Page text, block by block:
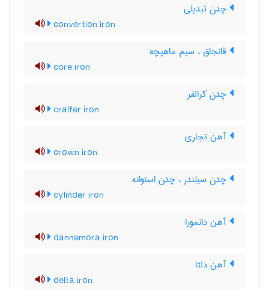
چدن تبدیلی
convertion iron
قانجاق ، سیم ماهیچه
core iron
چدن کرالفر
cralfer iron
آهن تجاری
crown iron
چدن سیلندر ، چدن استوانه
cylinder iron
آهن دانمورا
dannemora iron
آهن دلتا
delta iron